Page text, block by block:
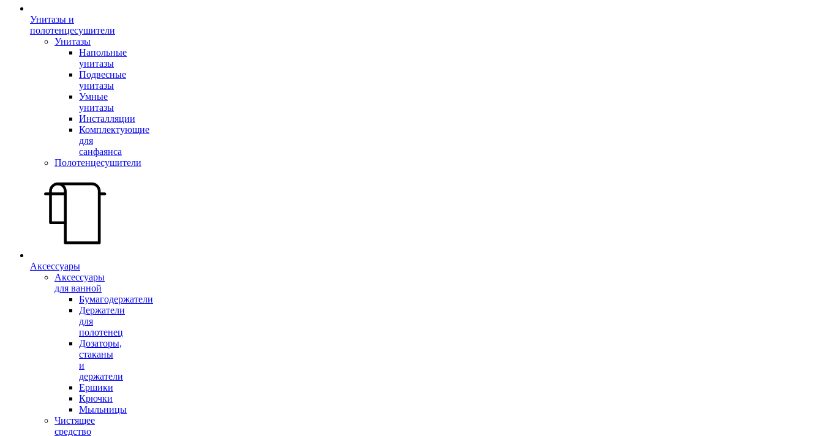
Унитазы и
полотенцесушители
Унитазы
Напольные
унитазы
Подвесные
унитазы
Умные
унитазы
Инсталляции
Комплектующие
для
санфаянса
Полотенцесушители
Аксессуары
Аксессуары
для ванной
Бумагодержатели
Держатели
для
полотенец
Дозаторы,
стаканы
и
держатели
Ершики
Крючки
Мыльницы
Чистящее
средство